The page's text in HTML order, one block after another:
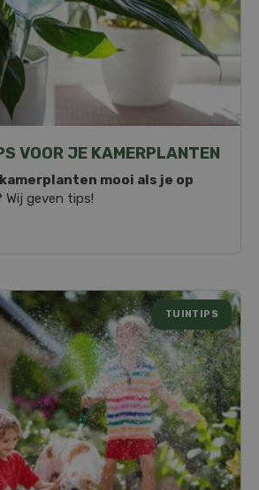
VOOR JE KAMERPLANTEN
mooi als je op
Wij geven tips!
TUINTIPS